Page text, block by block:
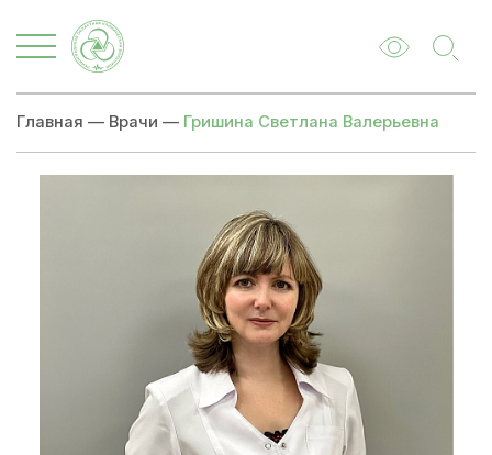
Главная — Врачи — Гришина Светлана Валерьевна